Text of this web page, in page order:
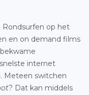
Rondsurfen op het
en on demand films
internet
Meteen switchen
? Dat kan middels